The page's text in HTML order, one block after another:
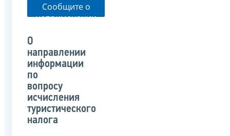
Сообщите о
неприменении
указанного
письма
О
направлении
информации
по
вопросу
исчисления
туристического
налога